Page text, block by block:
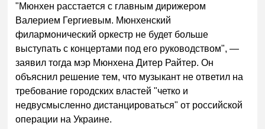
"Мюнхен расстается с главным дирижером
Валерием Гергиевым. Мюнхенский
филармонический оркестр не будет больше
выступать с концертами под его руководством", —
заявил тогда мэр Мюнхена Дитер Райтер. Он
объяснил решение тем, что музыкант не ответил на
требование городских властей "четко и
недвусмысленно дистанцироваться" от российской
операции на Украине.